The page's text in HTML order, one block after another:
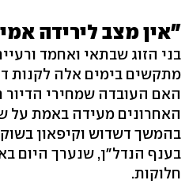
"אין מצב לירידה
בני הזוג שבתאי ואחמד
מתקשים בימים אלה לקנות
האם העובדה שמחירי הדיור
האחרונים מעידה באמת על
בהמשך דשדוש וקיפאון
חלוקות.